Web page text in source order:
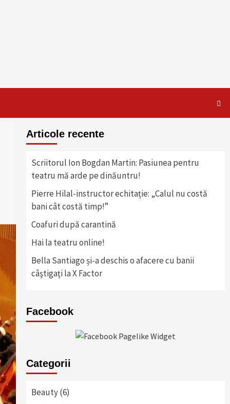
Articole recente
Scriitorul Ion Bogdan Martin: Pasiunea pentru
teatru mă arde pe dinăuntru!
Pierre Hilal-instructor echitație: „Calul nu costă
bani cât costă timp!”
Coafuri după carantină
Hai la teatru online!
Bella Santiago și-a deschis o afacere cu banii
câştigaţi la X Factor
Facebook
Categorii
Beauty(6)